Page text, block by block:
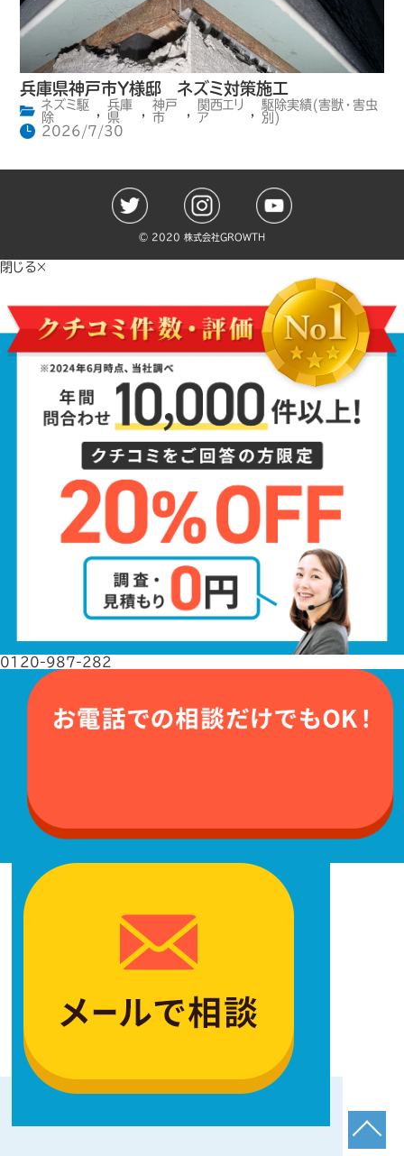
兵庫県神戸市Y様邸 ネズミ対策施工
ネズミ駆
除
,
兵庫
県
,
神戸
市
,
関西エリ
ア
,
駆除実績(害獣・害虫
別)
2026/7/30
©️ 2020 株式会社GROWTH
閉じる×
0120-987-282